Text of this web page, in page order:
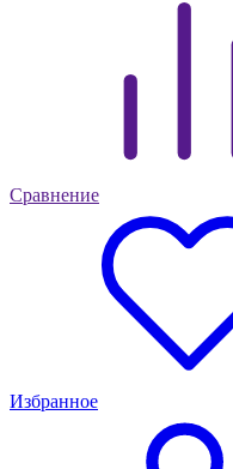
Сравнение
Избранное